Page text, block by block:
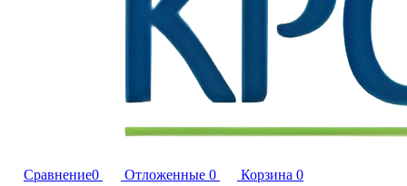
Сравнение0 Отложенные 0 Корзина 0